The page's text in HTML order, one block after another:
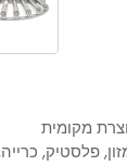
מקומית
פלסטיק,